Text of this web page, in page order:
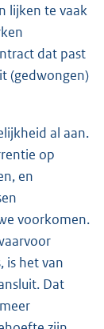
lijken te vaak
dat past
(gedwongen)
al aan.
op
en
voorkomen.
is het van
Dat